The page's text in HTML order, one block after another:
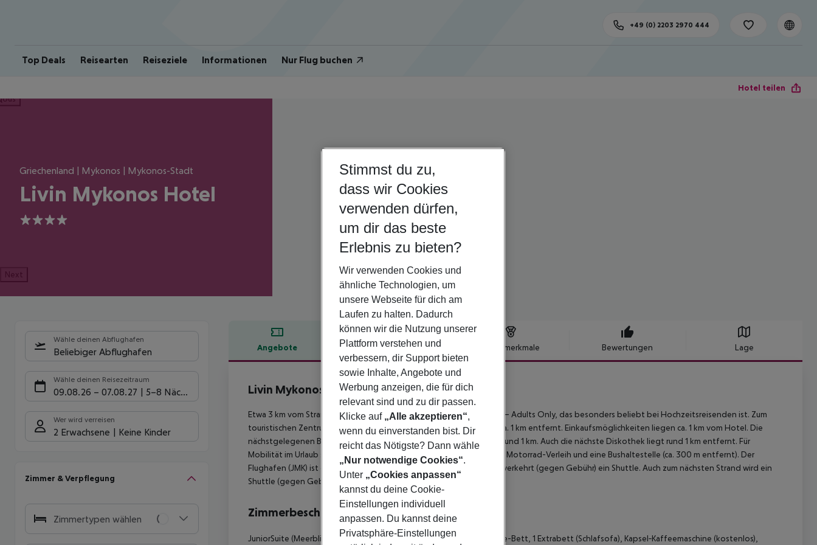
Top Deals Reisearten Reiseziele Informationen Nur Flug buchen
+49 (0) 2203 2970 444
Hotel teilen
Griechenland | Mykonos | Mykonos-Stadt
Livin Mykonos Hotel
4
Next
Wähle deinen Abflughafen
Beliebiger Abflughafen
Wähle deinen Reisezeitraum
09.08.26 – 07.08.27 5-8 Nächte
Wer wird verreisen
2 Erwachsene Keine Kinder
Zimmer & Verpflegung
Zimmertypen wählen
Angebote Hotelbeschreibung Hotelmerkmale Bewertungen Lage
Hotelbeschreibung
Livin Mykonos Hotel
4
Etwa 3 km vom Strand entfernt liegt das Hotel Livin Mykonos Hotel – Adults Only, das besonders beliebt bei Hochzeitsreisenden ist. Zum
touristischen Zentrum sind es ca. 1 km. Die Stadt Mykonos Town ist ca. 1 km entfernt. Einkaufsmöglichkeiten liegen ca. 1 km vom Hotel. Die
nächstgelegenen Bars und Restaurants erreichen Sie ebenfalls nach rund 1 km. Auch die nächste Diskothek liegt rund 1 km entfernt. Für
Mobilität im Urlaub sorgen neben einem Mietwagen-Verleih auch ein Motorrad-Verleih und eine Bushaltestelle (ca. 300 m entfernt). Der
Flughafen (JMK) ist ca. 1 km entfernt. Zwischen Hotel und Flughafen verkehrt (gegen Gebühr) ein Shuttle. Auch zum nächsten Strand wird ein
Shuttle (gegen Gebühr) angeboten.
Zimmerbeschreibung
JuniorSuite (Meerblick): Die Zimmer sind ausgestattet mit Queen-Size-Bett, 1 Extrabett (Schlafsofa), Kapsel‑Kaffeemaschine (kostenlos),
Stimmst du zu,
dass wir Cookies
verwenden dürfen,
um dir das beste
Erlebnis zu bieten?
Wir verwenden Cookies und
ähnliche Technologien, um
unsere Webseite für dich am
Laufen zu halten. Dadurch
können wir die Nutzung unserer
Plattform verstehen und
verbessern, dir Support bieten
sowie Inhalte, Angebote und
Werbung anzeigen, die für dich
relevant sind und zu dir passen.
Klicke auf „Alle akzeptieren“,
wenn du einverstanden bist. Dir
reicht das Nötigste? Dann wähle
„Nur notwendige Cookies“.
Unter „Cookies anpassen“
kannst du deine Cookie-
Einstellungen individuell
anpassen. Du kannst deine
Privatsphäre-Einstellungen